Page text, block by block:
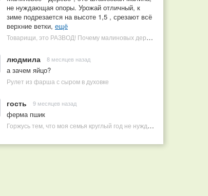
не нуждающая опоры. Урожай отличный, к
зиме подрезается на высоте 1,5 , срезают всё
верхние ветки, ещё
Товарищи, это РАЗВОД! Почему малиновых деревьев не бывает, или Как ушлые продавцы наживаются на мечтах садоводов
людмила 8 месяцев назад
а зачем яйцо?
Рулет из фарша с сыром в духовке
гость 9 месяцев назад
ферма пшик
Горжусь тем, что моя семья круглый год не нуждается в покупных витаминах